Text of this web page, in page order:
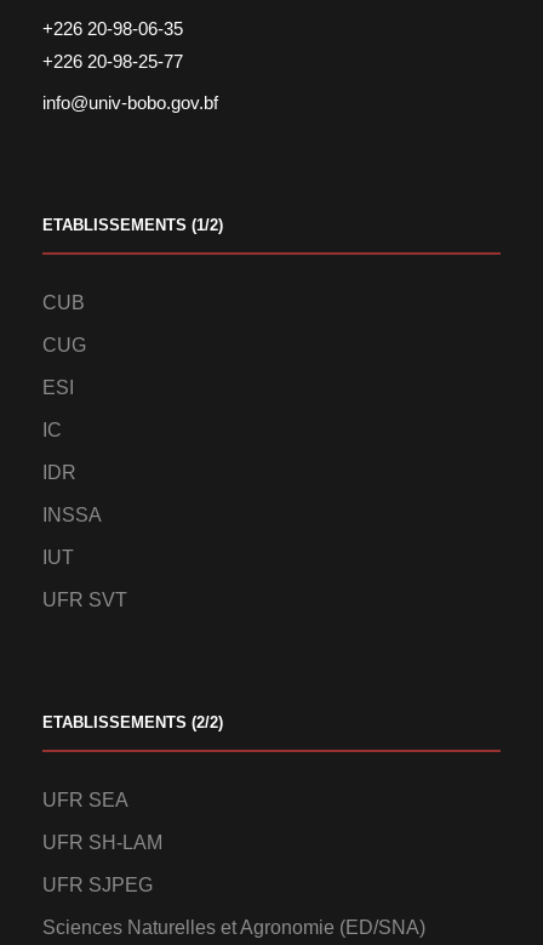
+226 20-98-06-35
+226 20-98-25-77
info@univ-bobo.gov.bf
ETABLISSEMENTS (1/2)
CUB
CUG
ESI
IC
IDR
INSSA
IUT
UFR SVT
ETABLISSEMENTS (2/2)
UFR SEA
UFR SH-LAM
UFR SJPEG
Sciences Naturelles et Agronomie (ED/SNA)